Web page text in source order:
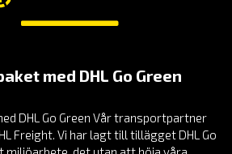
med DHL Go Green
DHL Go Green Vår transportpartner
Freight. Vi har lagt till tillägget DHL Go